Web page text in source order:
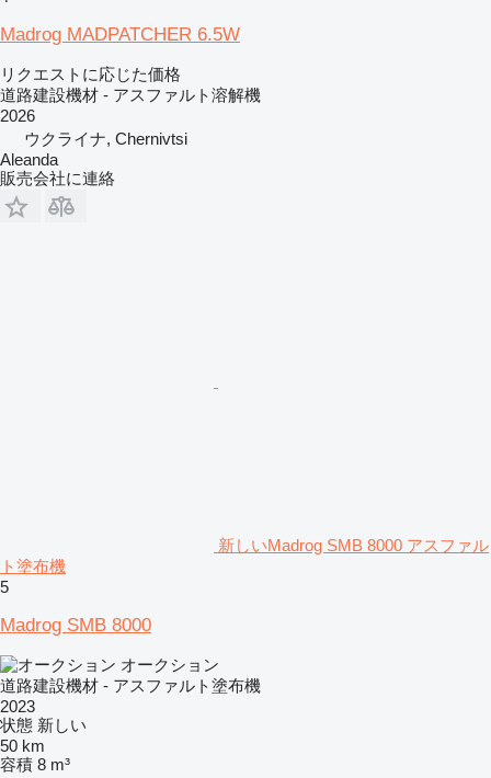
Madrog MADPATCHER 6.5W
リクエストに応じた価格
道路建設機材 - アスファルト溶解機
2026
ウクライナ, Chernivtsi
Aleanda
販売会社に連絡
新しいMadrog SMB 8000 アスファル
ト塗布機
5
Madrog SMB 8000
オークション
道路建設機材 - アスファルト塗布機
2023
状態 新しい
50 km
容積 8 m³